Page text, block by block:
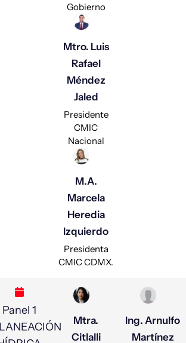
Gobierno
Mtro. Luis
Rafael
Méndez
Jaled
Presidente
CMIC
Nacional
M.A.
Marcela
Heredia
Izquierdo
Presidenta
CMIC CDMX.
Panel 1
Mtra.
Citlalli
Ing. Arnulfo
Martínez